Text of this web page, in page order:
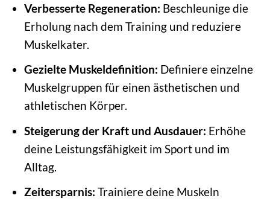
Verbesserte Regeneration: Beschleunige die
Erholung nach dem Training und reduziere
Muskelkater.
Gezielte Muskeldefinition: Definiere einzelne
Muskelgruppen für einen ästhetischen und
athletischen Körper.
Steigerung der Kraft und Ausdauer: Erhöhe
deine Leistungsfähigkeit im Sport und im
Alltag.
Zeitersparnis: Trainiere deine Muskeln